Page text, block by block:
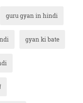
guru gyan in hindi
gyan ki bate